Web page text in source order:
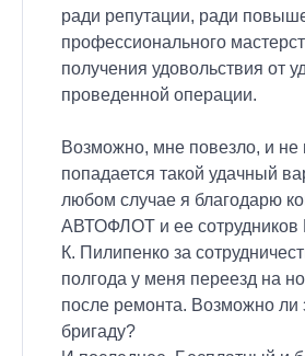
ради репутации, ради
профессионального
получения удовольствия от
проведенной операции.
Возможно, мне повезло, и не
попадается такой удачный
любом случае я благодарю
АВТОФЛОТ и ее сотрудников
К. Пилипенко за
полгода у меня переезд на
после ремонта. Возможно ли
бригаду?